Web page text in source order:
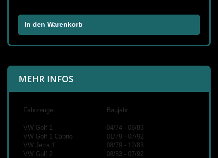
In den Warenkorb
MEHR INFOS
Fahrzeuge: Baujahr:
VW Golf 1
VW Golf 1 Cabrio
VW Jetta 1
VW Golf 2
04/74 - 08/83
01/79 - 07/92
08/79 - 12/83
08/83 - 07/92